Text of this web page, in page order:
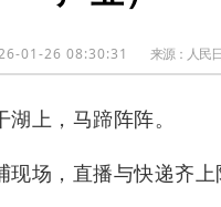
01-26 08:30:31 来源： 人民
上，马蹄阵阵。
场，直播与快递齐上